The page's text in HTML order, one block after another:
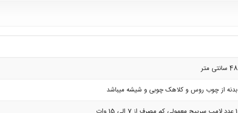
48 سانتی متر
بدنه از چوب روس و کلاهک چوبی و شیشه میباشد